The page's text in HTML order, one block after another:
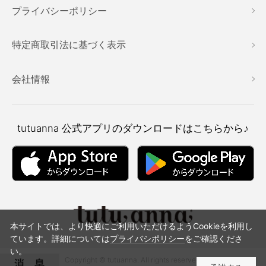
プライバシーポリシー
特定商取引法に基づく表示
会社情報
tutuanna 公式アプリのダウンロードはこちらから♪
Copyright © tutuanna. All rights reserved.
本サイトでは、より快適にご利用いただけるようCookieを利用し
ています。詳細についてはプライバシポリシーをご確認くださ
い。